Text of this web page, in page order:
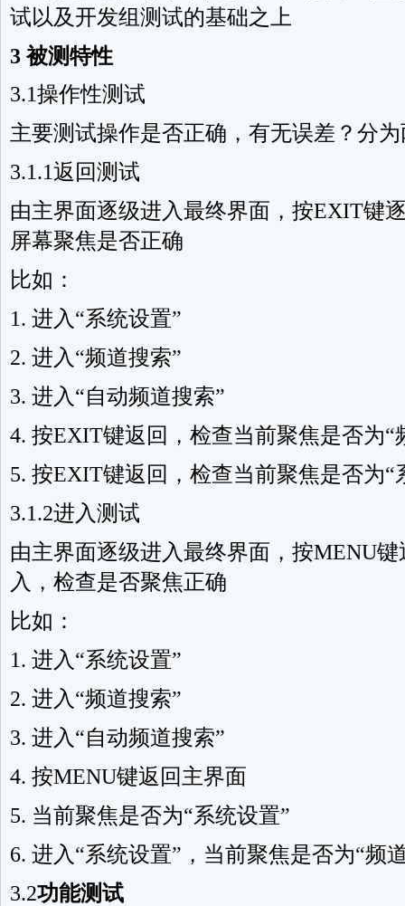
试以及开发组测试的基础之上
3 被测特性
3.1操作性测试
主要测试操作是否正确，有无误差？分
3.1.1返回测试
由主界面逐级进入最终界面，按EXIT键
屏幕聚焦是否正确
比如：
1. 进入“系统设置”
2. 进入“频道搜索”
3. 进入“自动频道搜索”
4. 按EXIT键返回，检查当前聚焦是否为“
5. 按EXIT键返回，检查当前聚焦是否为“
3.1.2进入测试
由主界面逐级进入最终界面，按MENU
入，检查是否聚焦正确
比如：
1. 进入“系统设置”
2. 进入“频道搜索”
3. 进入“自动频道搜索”
4. 按MENU键返回主界面
5. 当前聚焦是否为“系统设置”
6. 进入“系统设置”，当前聚焦是否为“频
3.2功能测试